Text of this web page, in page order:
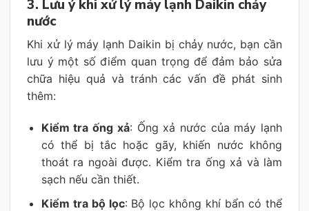
3. Lưu ý khi xử lý máy lạnh Daikin chảy
nước
Khi xử lý máy lạnh Daikin bị chảy nước, bạn cần
lưu ý một số điểm quan trọng để đảm bảo sửa
chữa hiệu quả và tránh các vấn đề phát sinh
thêm:
Kiểm tra ống xả: Ống xả nước của máy lạnh
có thể bị tắc hoặc gãy, khiến nước không
thoát ra ngoài được. Kiểm tra ống xả và làm
sạch nếu cần thiết.
Kiểm tra bộ lọc: Bộ lọc không khí bẩn có thể